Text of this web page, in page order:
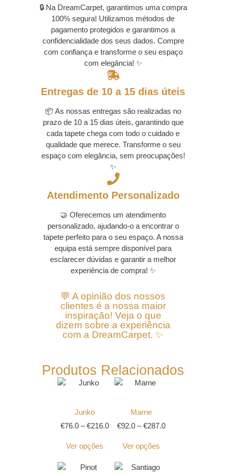
🔒 Na DreamCarpet, garantimos uma compra
100% segura! Utilizamos métodos de
pagamento protegidos e garantimos a
confidencialidade dos seus dados. Compre
com confiança e transforme o seu espaço
com elegância! ✨
Entregas de 10 a 15 dias úteis
📦 As nossas entregas são realizadas no
prazo de 10 a 15 dias úteis, garantindo que
cada tapete chega com todo o cuidado e
qualidade que merece. Transforme o seu
espaço com elegância, sem preocupações!
✨
Atendimento Personalizado
🤝 Oferecemos um atendimento
personalizado, ajudando-o a encontrar o
tapete perfeito para o seu espaço. A nossa
equipa está sempre disponível para
esclarecer dúvidas e garantir a melhor
experiência de compra! ✨
💬 A opinião dos nossos
clientes é a nossa maior
inspiração! Veja o que
dizem sobre a experiência
com a DreamCarpet. ✨
Produtos Relacionados
Junko
€76.0 – €216.0
Ver opções
Marne
€92.0 – €287.0
Ver opções